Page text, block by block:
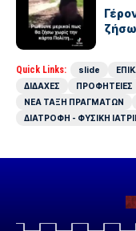
ζήσω
Quick Links: slide
ΔΙΔΑΧΕΣ
ΠΡΟΦΗΤΕΙΕΣ
ΝΕΑ ΤΑΞΗ ΠΡΑΓΜΑΤΩΝ
ΔΙΑΤΡΟΦΗ - ΦΥΣΙΚΗ